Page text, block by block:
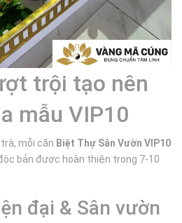
trội tạo nên
mẫu VIP10
mỗi căn Biệt Thự Sân Vườn VIP10
bản được hoàn thiện trong 7-10
đại & Sân vườn